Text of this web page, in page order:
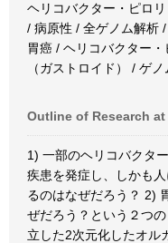
ヘリコバクター・ピロ
/ 病原性 / 全ゲノム解析
胃癌 / ヘリコバクター
（ガストロイド） / ゲ
Outline of Research
1) 一部のヘリコバクタ
疾患を発症し、しかも
るのはなぜだろう？ 2)
ぜだろう？という２つ
立した2次元化したオル